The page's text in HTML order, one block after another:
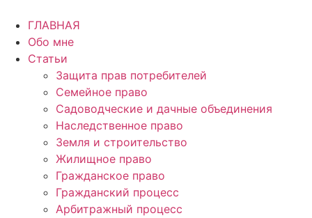
содержимому
ГЛАВНАЯ
Обо мне
Статьи
Защита прав потребителей
Семейное право
Садоводческие и дачные объединения
Наследственное право
Земля и строительство
Жилищное право
Гражданское право
Гражданский процесс
Арбитражный процесс